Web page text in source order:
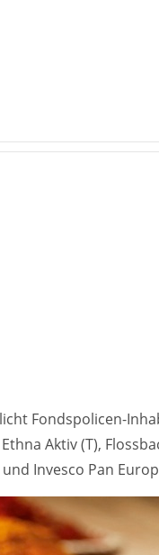
Fondspolicen-
Aktiv (T),
Invesco Pan